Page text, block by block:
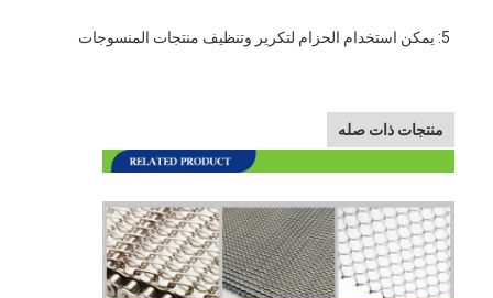
5: يمكن استخدام الحزام لتكرير وتنظيف منتجات المنسوجات
منتجات ذات صله